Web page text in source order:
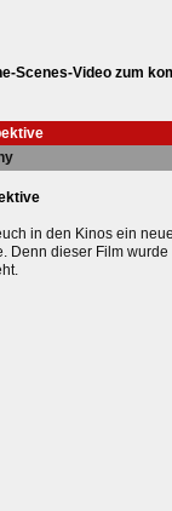
Scenes-Video zum
in den Kinos ein
Denn dieser Film